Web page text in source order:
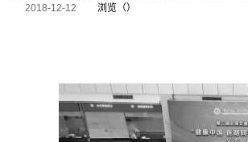
2018-12-12 浏览（）